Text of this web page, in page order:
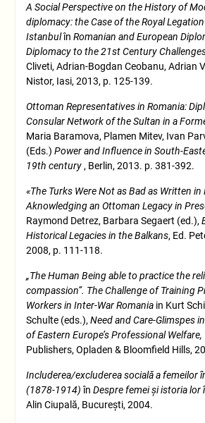
A Social Perspective on the History of
diplomacy: the Case of the Royal
Istanbulîn Romanian and European
Diplomacy to the 21st Century
Cliveti, Adrian-Bogdan Ceobanu, Adrian
Nistor, Iasi, 2013, p. 125-139.
Ottoman Representatives in Romania:
Consular Network of the Sultan in a
Maria Baramova, Plamen Mitev, Ivan
(Eds.) Power and Influence in South-
19th century , Berlin, 2013. p. 381-392.
«The Turks Were Not as Bad as Written
Aknowledging an Ottoman Legacy in
Raymond Detrez, Barbara Segaert (ed.),
Historical Legacies in the Balkans, Ed.
2008, p. 111-118.
„The Human Being able to practice the
compassion”. The Challenge of Training
Workers in Inter-War Romaniain Kurt
Schulte (eds.), Need and Care-Glimspes
of Eastern Europe’s Professional Welfare,
Publishers, Opladen & Bloomfield Hills,
Includerea/excluderea socială a femeilor
(1878-1914) în Despre femei şi istoria lor
Alin Ciupală, Bucureşti, 2004.